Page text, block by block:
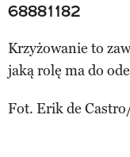
68881182
Krzyżowanie to
jaką rolę ma do
Fot. Erik de